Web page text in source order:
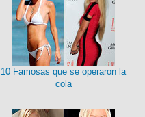
10 Famosas que se operaron la
cola